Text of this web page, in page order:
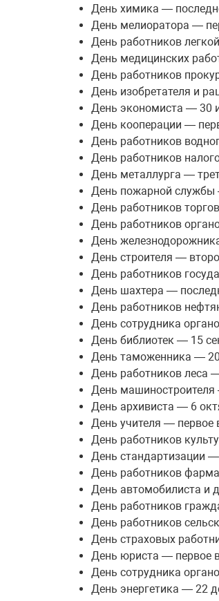
День химика —
День мелиоратора —
День работников
День медицинских
День работников
День изобретателя и
День экономиста — 30
День кооперации —
День работников
День работников
День металлурга —
День пожарной
День работников
День работников
День
День строителя —
День работников
День шахтера —
День работников
День сотрудника
День библиотек — 15
День таможенника —
День работников леса
День машиностроителя
День архивиста — 6
День учителя — первое
День работников
День стандартизации
День работников
День автомобилиста и
День работников
День работников
День страховых
День юриста — первое
День сотрудника
День энергетика — 22